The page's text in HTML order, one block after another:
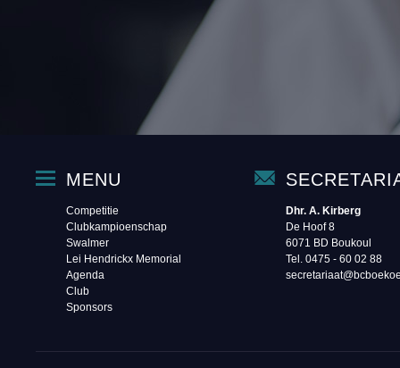
MENU
Competitie
Clubkampioenschap
Swalmer
Lei Hendrickx Memorial
Agenda
Club
Sponsors
Dhr. A. Kirberg
De Hoof 8
6071 BD Boukoul
Tel. 0475 - 60 02 88‬